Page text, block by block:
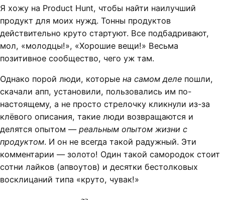
Я хожу на Product Hunt, чтобы найти наилучший
продукт для моих нужд. Тонны продуктов
действительно круто стартуют. Все подбадривают,
мол, «молодцы!», «Хорошие вещи!» Весьма
позитивное сообщество, чего уж там.
Однако порой люди, которые на самом деле пошли,
скачали апп, установили, пользовались им по-
настоящему, а не просто стрелочку кликнули из-за
клёвого описания, такие люди возвращаются и
делятся опытом — реальным опытом жизни с
продуктом. И он не всегда такой радужный. Эти
комментарии — золото! Один такой самородок стоит
сотни лайков (апвоутов) и десятки бестолковых
восклицаний типа «круто, чувак!»